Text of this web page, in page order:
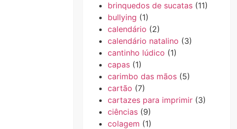
brinquedos de sucatas(11)
bullying (1)
calendário (2)
calendário natalino (3)
cantinho lúdico (1)
capas(1)
carimbo das mãos(5)
cartão (7)
cartazes para imprimir(3)
ciências(9)
colagem (1)